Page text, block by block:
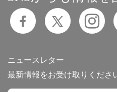
ニュースレター
最新情報をお受け取りくださ